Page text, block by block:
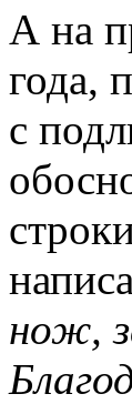
А на
года,
с
нож,